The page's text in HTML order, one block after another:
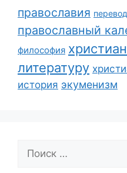
православия
православный
философия
литературу
история экуменизм
Поиск: